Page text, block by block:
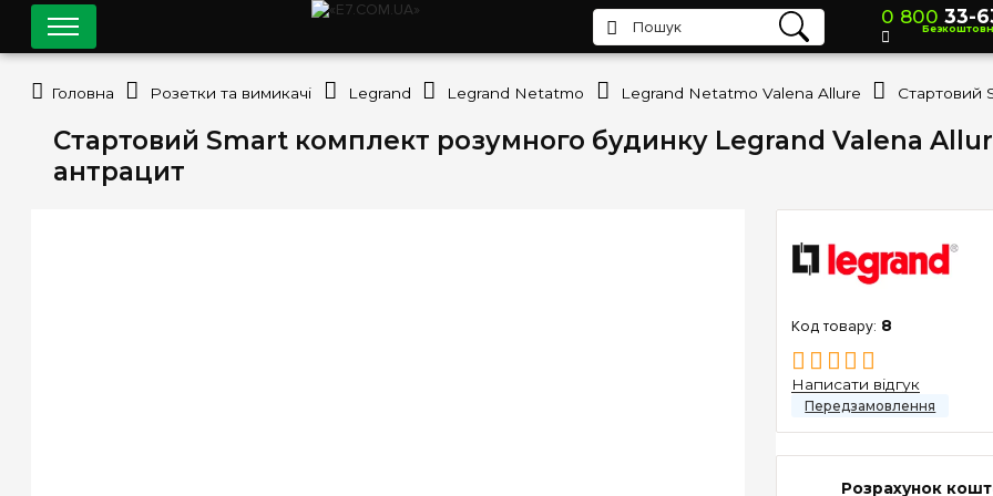
Стартовий Smart комплект розумного будинку Legrand Valena
антрацит
8
Написати відгук
Розрахунок
0 800 33-
Головна Розетки та вимикачі Legrand Legrand Netatmo Legrand Netatmo Valena Allure